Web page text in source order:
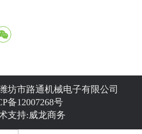
坊市路通机械电子有限公司
备12007268号
支持:威龙商务